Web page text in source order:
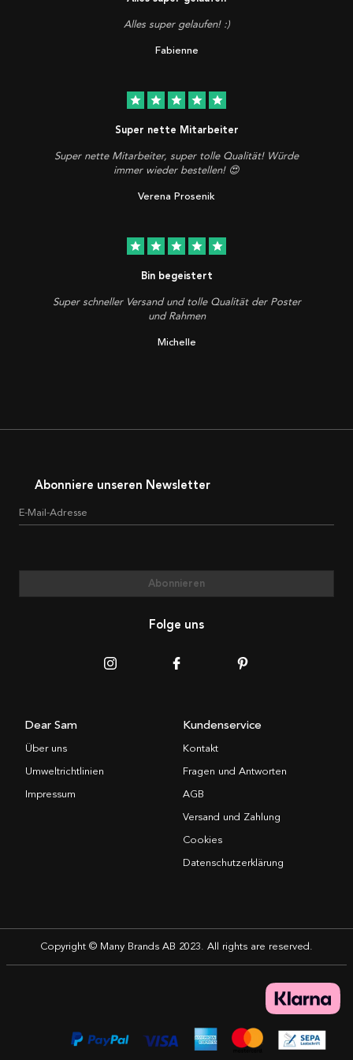
Alles super gelaufen! :)
Fabienne
star star star star star
Super nette Mitarbeiter
Super nette Mitarbeiter, super tolle Qualität! Würde
immer wieder bestellen! 😍
Verena Prosenik
star star star star star
Bin begeistert
Super schneller Versand und tolle Qualität der Poster
und Rahmen
Michelle
Abonniere unseren Newsletter
E-Mail-Adresse
Abonnieren
Folge uns
Dear Sam
Über uns
Umweltrichtlinien
Impressum
Kundenservice
Kontakt
Fragen und Antworten
AGB
Versand und Zahlung
Cookies
Datenschutzerklärung
Copyright © Many Brands AB 2023. All rights are reserved.